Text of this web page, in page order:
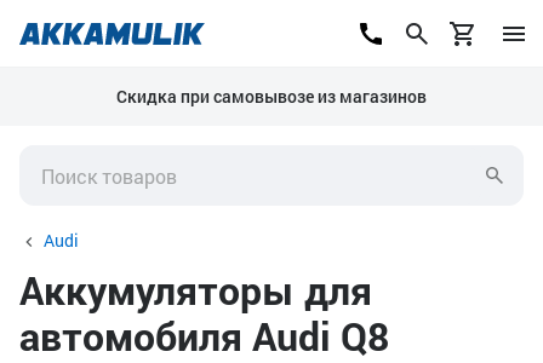
Скидка при самовывозе из магазинов
Audi
Аккумуляторы для
автомобиля Audi Q8